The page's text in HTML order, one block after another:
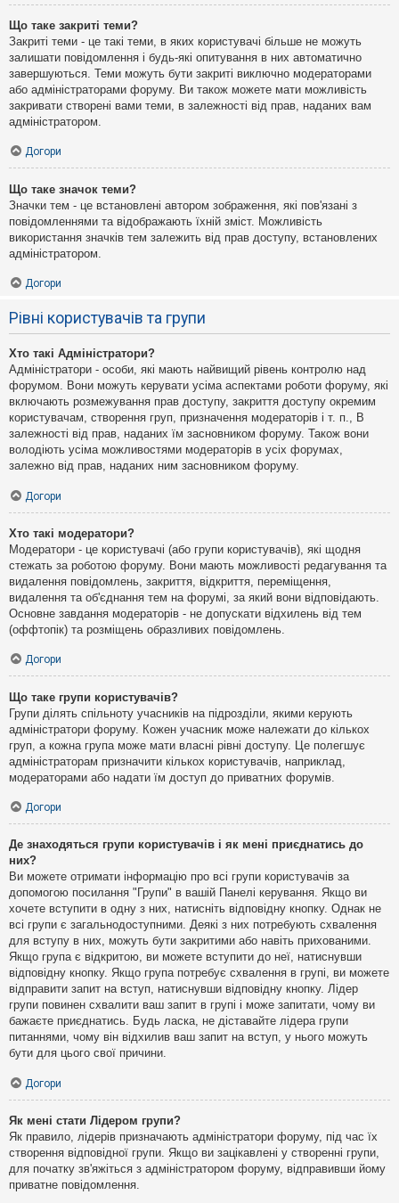
Що таке закриті теми?
Закриті теми - це такі теми, в яких користувачі більше не можуть
залишати повідомлення і будь-які опитування в них автоматично
завершуються. Теми можуть бути закриті виключно модераторами
або адміністраторами форуму. Ви також можете мати можливість
закривати створені вами теми, в залежності від прав, наданих вам
адміністратором.
Догори
Що таке значок теми?
Значки тем - це встановлені автором зображення, які пов'язані з
повідомленнями та відображають їхній зміст. Можливість
використання значків тем залежить від прав доступу, встановлених
адміністратором.
Догори
Рівні користувачів та групи
Хто такі Адміністратори?
Адміністратори - особи, які мають найвищий рівень контролю над
форумом. Вони можуть керувати усіма аспектами роботи форуму, які
включають розмежування прав доступу, закриття доступу окремим
користувачам, створення груп, призначення модераторів і т. п., В
залежності від прав, наданих їм засновником форуму. Також вони
володіють усіма можливостями модераторів в усіх форумах,
залежно від прав, наданих ним засновником форуму.
Догори
Хто такі модератори?
Модератори - це користувачі (або групи користувачів), які щодня
стежать за роботою форуму. Вони мають можливості редагування та
видалення повідомлень, закриття, відкриття, переміщення,
видалення та об'єднання тем на форумі, за який вони відповідають.
Основне завдання модераторів - не допускати відхилень від тем
(оффтопік) та розміщень образливих повідомлень.
Догори
Що таке групи користувачів?
Групи ділять спільноту учасників на підрозділи, якими керують
адміністратори форуму. Кожен учасник може належати до кількох
груп, а кожна група може мати власні рівні доступу. Це полегшує
адміністраторам призначити кількох користувачів, наприклад,
модераторами або надати їм доступ до приватних форумів.
Догори
Де знаходяться групи користувачів і як мені приєднатись до
них?
Ви можете отримати інформацію про всі групи користувачів за
допомогою посилання "Групи" в вашій Панелі керування. Якщо ви
хочете вступити в одну з них, натисніть відповідну кнопку. Однак не
всі групи є загальнодоступними. Деякі з них потребують схвалення
для вступу в них, можуть бути закритими або навіть прихованими.
Якщо група є відкритою, ви можете вступити до неї, натиснувши
відповідну кнопку. Якщо група потребує схвалення в групі, ви можете
відправити запит на вступ, натиснувши відповідну кнопку. Лідер
групи повинен схвалити ваш запит в групі і може запитати, чому ви
бажаєте приєднатись. Будь ласка, не діставайте лідера групи
питаннями, чому він відхилив ваш запит на вступ, у нього можуть
бути для цього свої причини.
Догори
Як мені стати Лідером групи?
Як правило, лідерів призначають адміністратори форуму, під час їх
створення відповідної групи. Якщо ви зацікавлені у створенні групи,
для початку зв'яжіться з адміністратором форуму, відправивши йому
приватне повідомлення.